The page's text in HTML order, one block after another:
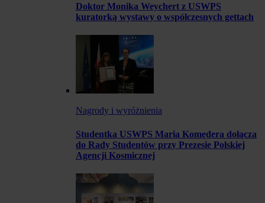
Doktor Monika Weychert z USWPS
kuratorką wystawy o współczesnych gettach
Nagrody i wyróżnienia
Studentka USWPS Maria Komędera dołącza
do Rady Studentów przy Prezesie Polskiej
Agencji Kosmicznej